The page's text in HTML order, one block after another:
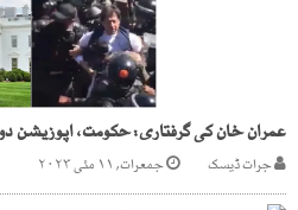
عمران خان کی گرفتاری: حکومت، اپوزیشن
جرات ڈیسک جمعرات, ۱۱ مئی ۲۰۲۳